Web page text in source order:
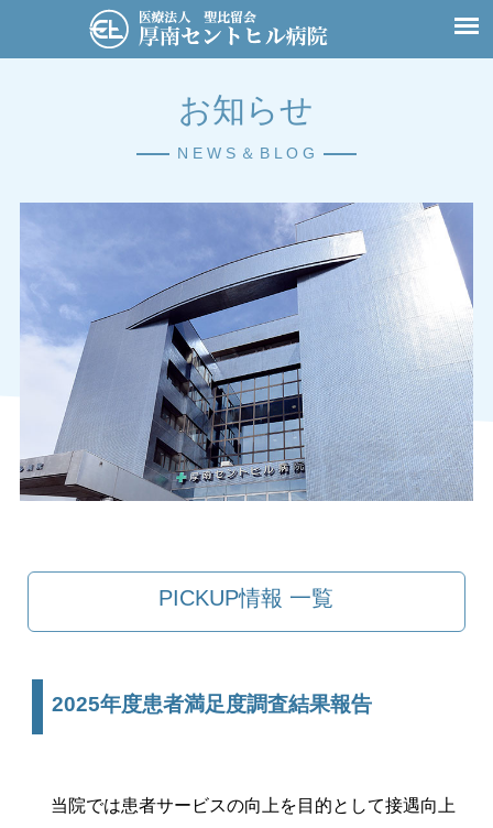
お知らせ
N E W S ＆ B L O G
PICKUP情報 一覧
2025年度患者満足度調査結果報告
当院では患者サービスの向上を目的として接遇向上